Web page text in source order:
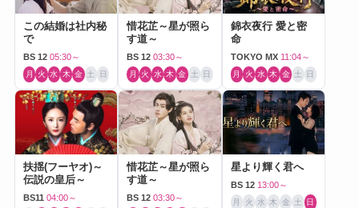
この結婚は社内秘
で
BS 12 05:30～
月 火 水 木 金 土 日
惜花芷～星が照ら
す道～
BS 12 03:30～
月 火 水 木 金 土 日
錦衣夜行 愛と密
命
TOKYO MX 11:04～
月 火 水 木 金 土 日
扶揺(フーヤオ)～
伝説の皇后～
BS11 04:00～
惜花芷～星が照ら
す道～
BS 12 03:30～
星より輝く君へ
BS 12 13:00～
月 火 水 木 金 土 日